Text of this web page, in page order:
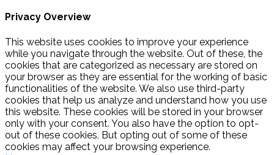
Privacy Overview
This website uses cookies to improve your experience
while you navigate through the website. Out of these, the
cookies that are categorized as necessary are stored on
your browser as they are essential for the working of basic
functionalities of the website. We also use third-party
cookies that help us analyze and understand how you use
this website. These cookies will be stored in your browser
only with your consent. You also have the option to opt-
out of these cookies. But opting out of some of these
cookies may affect your browsing experience.